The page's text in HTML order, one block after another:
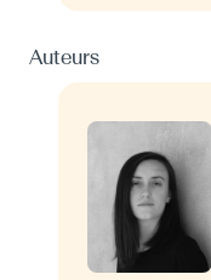
Auteurs